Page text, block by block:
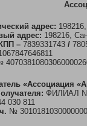
адрес:
адрес: 198216,
– 7839331743 /
«Ассоциация
ФИЛИАЛ №
030 811
№